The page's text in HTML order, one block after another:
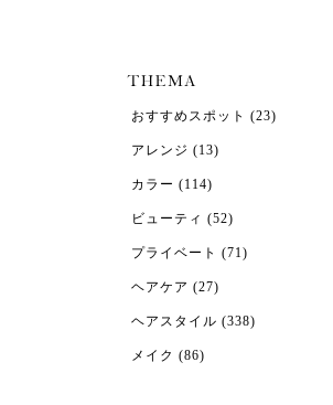
おすすめスポット (23)
アレンジ (13)
カラー (114)
ビューティ (52)
プライベート (71)
ヘアケア (27)
ヘアスタイル (338)
メイク (86)